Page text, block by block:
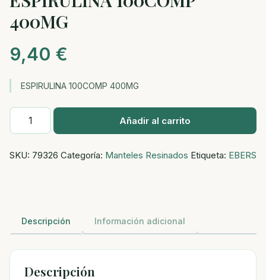
400MG
9,40 €
ESPIRULINA 100COMP 400MG
ESPIRULINA
100COMP
cantidad
Añadir al carrito
SKU: 79326 Categoría: Manteles Resinados Etiqueta: EBERS
Descripción Información adicional
Descripción